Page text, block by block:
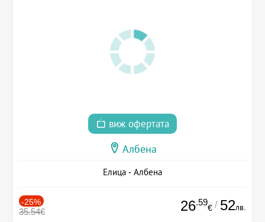
виж офертата
Албена
Елица - Албена
-25%
35.54€ 26.59
€ / 52лв.